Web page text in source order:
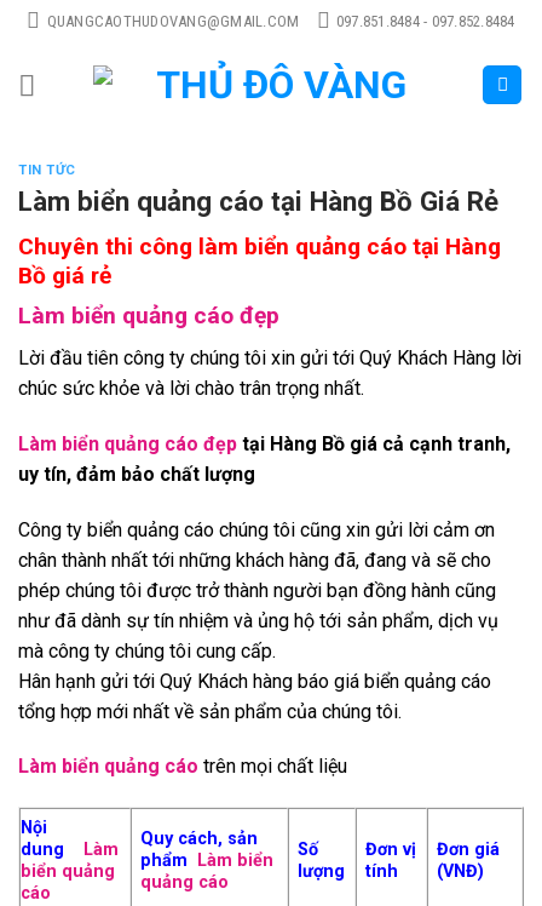
Skip
content
QUANGCAOTHUDOVANG@GMAIL.COM 097.851.8484 - 097.852.8484
TIN TỨC
Làm biển quảng cáo tại Hàng Bồ Giá Rẻ
Chuyên thi công làm biển quảng cáo tại Hàng
Bồ giá rẻ
Làm biển quảng cáo đẹp
Lời đầu tiên công ty chúng tôi xin gửi tới Quý Khách Hàng lời
chúc sức khỏe và lời chào trân trọng nhất.
Làm biển quảng cáo đẹp tại Hàng Bồ giá cả cạnh tranh,
uy tín, đảm bảo chất lượng
Công ty biển quảng cáo chúng tôi cũng xin gửi lời cảm ơn
chân thành nhất tới những khách hàng đã, đang và sẽ cho
phép chúng tôi được trở thành người bạn đồng hành cũng
như đã dành sự tín nhiệm và ủng hộ tới sản phẩm, dịch vụ
mà công ty chúng tôi cung cấp.
Hân hạnh gửi tới Quý Khách hàng báo giá biển quảng cáo
tổng hợp mới nhất về sản phẩm của chúng tôi.
Làm biển quảng cáo trên mọi chất liệu
Nội
dung
Làm
biển quảng
cáo
Quy cách, sản
phẩm
Làm biển
quảng cáo
Số
lượng
Đơn vị
tính
Đơn giá
(VNĐ)